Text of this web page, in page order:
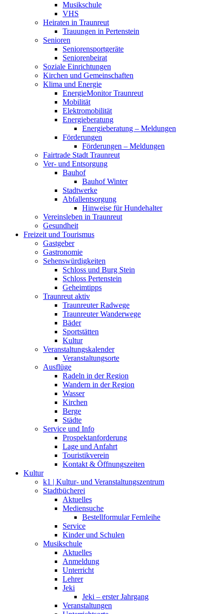
Musikschule
VHS
Heiraten in Traunreut
Trauungen in Pertenstein
Senioren
Seniorensportgeräte
Seniorenbeirat
Soziale Einrichtungen
Kirchen und Gemeinschaften
Klima und Energie
EnergieMonitor Traunreut
Mobilität
Elektromobilität
Energieberatung
Energieberatung – Meldungen
Förderungen
Förderungen – Meldungen
Fairtrade Stadt Traunreut
Ver- und Entsorgung
Bauhof
Bauhof Winter
Stadtwerke
Abfallentsorgung
Hinweise für Hundehalter
Vereinsleben in Traunreut
Gesundheit
Freizeit und Tourismus
Gastgeber
Gastronomie
Sehenswürdigkeiten
Schloss und Burg Stein
Schloss Pertenstein
Geheimtipps
Traunreut aktiv
Traunreuter Radwege
Traunreuter Wanderwege
Bäder
Sportstätten
Kultur
Veranstaltungskalender
Veranstaltungsorte
Ausflüge
Radeln in der Region
Wandern in der Region
Wasser
Kirchen
Berge
Städte
Service und Info
Prospektanforderung
Lage und Anfahrt
Touristikverein
Kontakt & Öffnungszeiten
Kultur
k1 | Kultur- und Veranstaltungszentrum
Stadtbücherei
Aktuelles
Mediensuche
Bestellformular Fernleihe
Service
Kinder und Schulen
Musikschule
Aktuelles
Anmeldung
Unterricht
Lehrer
Jeki
Jeki – erster Jahrgang
Veranstaltungen